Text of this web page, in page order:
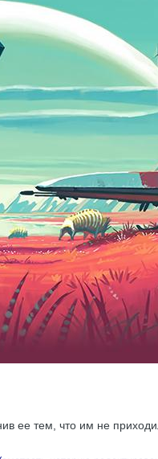
ее тем, что им не